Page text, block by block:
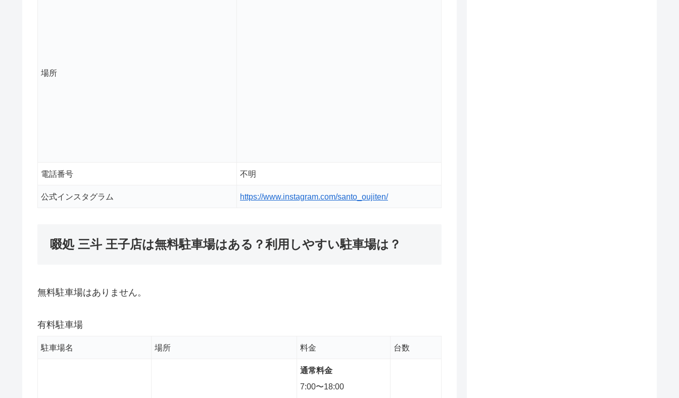
場所
電話番号 不明
公式インスタグラム https://www.instagram.com/santo_oujiten/
啜処 三斗 王子店は無料駐車場はある？利用しやすい駐車場は？
無料駐車場はありません。
有料駐車場
駐車場名 場所 料金 台数
通常料金
7:00〜18:00